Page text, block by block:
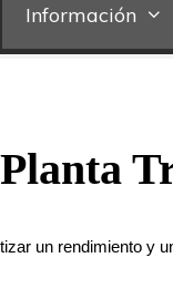
Información
un rendimiento y